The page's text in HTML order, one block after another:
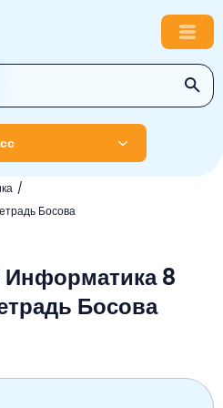
Босова
язык
чтение
язык
чтение
8
Босова